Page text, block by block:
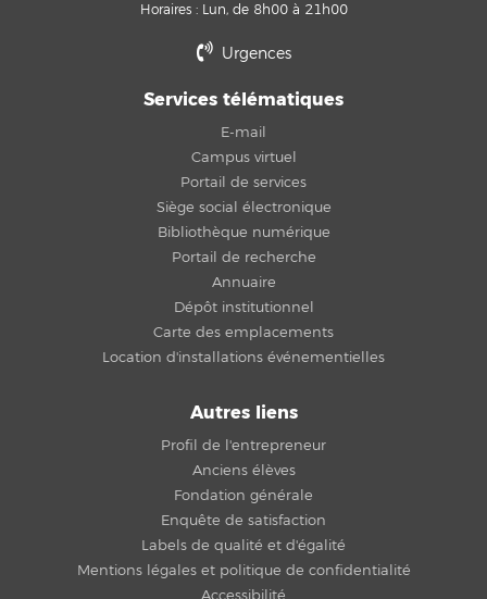
Horaires : Lun, de 8h00 à 21h00
Urgences
Services télématiques
E-mail
Campus virtuel
Portail de services
Siège social électronique
Bibliothèque numérique
Portail de recherche
Annuaire
Dépôt institutionnel
Carte des emplacements
Location d'installations événementielles
Autres liens
Profil de l'entrepreneur
Anciens élèves
Fondation générale
Enquête de satisfaction
Labels de qualité et d'égalité
Mentions légales et politique de confidentialité
Accessibilité